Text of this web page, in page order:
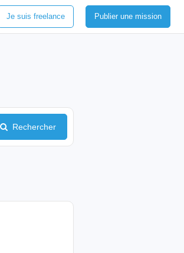
Je suis freelance Publier une mission
Rechercher